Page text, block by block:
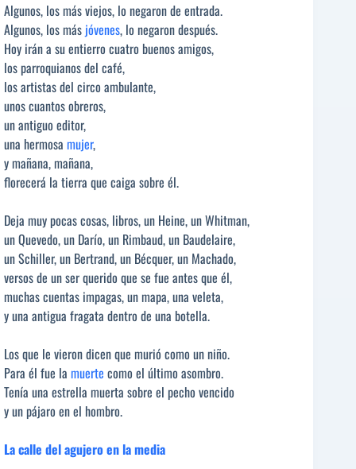
Algunos, los más viejos, lo negaron de entrada.
Algunos, los más jóvenes, lo negaron después.
Hoy irán a su entierro cuatro buenos amigos,
los parroquianos del café,
los artistas del circo ambulante,
unos cuantos obreros,
un antiguo editor,
una hermosa mujer,
y mañana, mañana,
florecerá la tierra que caiga sobre él.
Deja muy pocas cosas, libros, un Heine, un Whitman,
un Quevedo, un Darío, un Rimbaud, un Baudelaire,
un Schiller, un Bertrand, un Bécquer, un Machado,
versos de un ser querido que se fue antes que él,
muchas cuentas impagas, un mapa, una veleta,
y una antigua fragata dentro de una botella.
Los que le vieron dicen que murió como un niño.
Para él fue la muerte como el último asombro.
Tenía una estrella muerta sobre el pecho vencido
y un pájaro en el hombro.
La calle del agujero en la media